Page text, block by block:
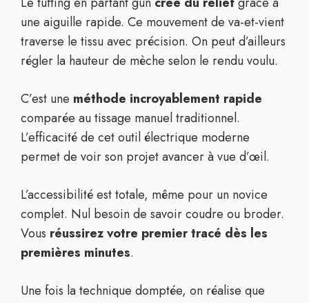
une aiguille rapide. Ce mouvement de va-et-vient
traverse le tissu avec précision. On peut d’ailleurs
régler la hauteur de mèche selon le rendu voulu.
C’est une méthode incroyablement rapide
comparée au tissage manuel traditionnel.
L’efficacité de cet outil électrique moderne
permet de voir son projet avancer à vue d’œil.
L’accessibilité est totale, même pour un novice
complet. Nul besoin de savoir coudre ou broder.
Vous réussirez votre premier tracé dès les
premières minutes.
Une fois la technique domptée, on réalise que